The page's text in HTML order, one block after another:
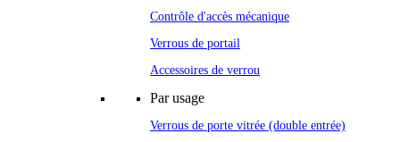
Contrôle d'accès mécanique
Verrous de portail
Accessoires de verrou
Par usage
Verrous de porte vitrée (double entrée)